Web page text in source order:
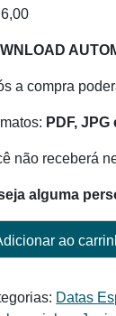
6,00
a compra
PDF, JPG
não receberá
alguma
ao
Datas